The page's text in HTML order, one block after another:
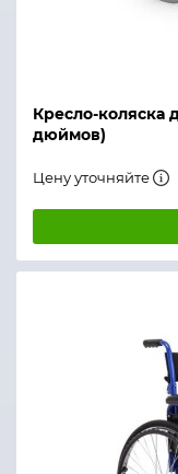
Кресло-коляска
дюймов)
Цену уточняйте